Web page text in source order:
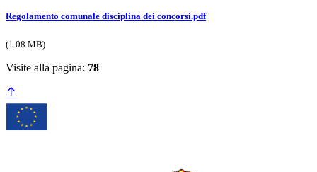
Regolamento comunale disciplina dei concorsi.pdf
(1.08 MB)
Visite alla pagina: 78